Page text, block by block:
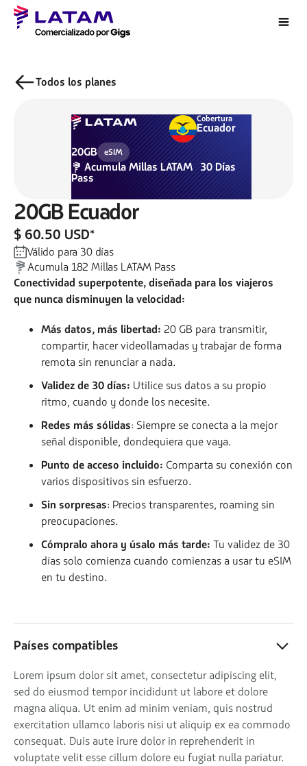
Todos los planes
Cobertura
Ecuador
20GB
eSIM
AcumulaMillas LATAM
Pass
30Días
20GBEcuador
$ 60.50 USD*
Válido para 30días
Acumula182 Millas LATAM Pass
Conectividad superpotente, diseñada para los viajeros
que nunca disminuyen la velocidad:
Más datos, más libertad: 20 GB para transmitir,
compartir, hacer videollamadas y trabajar de forma
remota sin renunciar a nada.
Validez de 30 días: Utilice sus datos a su propio
ritmo, cuando y donde los necesite.
Redes más sólidas: Siempre se conecta a la mejor
señal disponible, dondequiera que vaya.
Punto de acceso incluido: Comparta su conexión con
varios dispositivos sin esfuerzo.
Sin sorpresas: Precios transparentes, roaming sin
preocupaciones.
Cómpralo ahora y úsalo más tarde: Tu validez de 30
días solo comienza cuando comienzas a usar tu eSIM
en tu destino.
Países compatibles
Lorem ipsum dolor sit amet, consectetur adipiscing elit,
sed do eiusmod tempor incididunt ut labore et dolore
magna aliqua. Ut enim ad minim veniam, quis nostrud
exercitation ullamco laboris nisi ut aliquip ex ea commodo
consequat. Duis aute irure dolor in reprehenderit in
voluptate velit esse cillum dolore eu fugiat nulla pariatur.